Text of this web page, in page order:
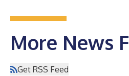
More News
Get RSS Feed